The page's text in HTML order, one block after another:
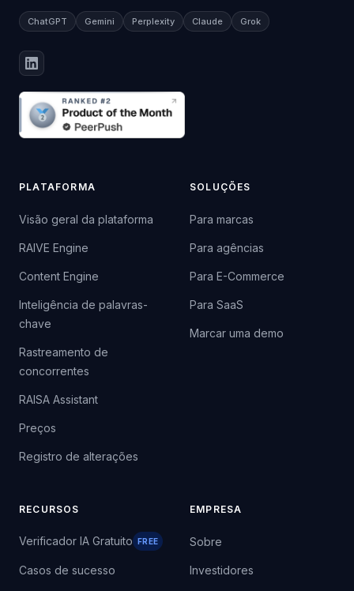
ChatGPT Gemini Perplexity Claude Grok
PLATAFORMA
Visão geral da plataforma
RAIVE Engine
Content Engine
Inteligência de palavras-
chave
Rastreamento de
concorrentes
RAISA Assistant
Preços
Registro de alterações
SOLUÇÕES
Para marcas
Para agências
Para E-Commerce
Para SaaS
Marcar uma demo
RECURSOS
Verificador IA Gratuito FREE
Casos de sucesso
EMPRESA
Sobre
Investidores